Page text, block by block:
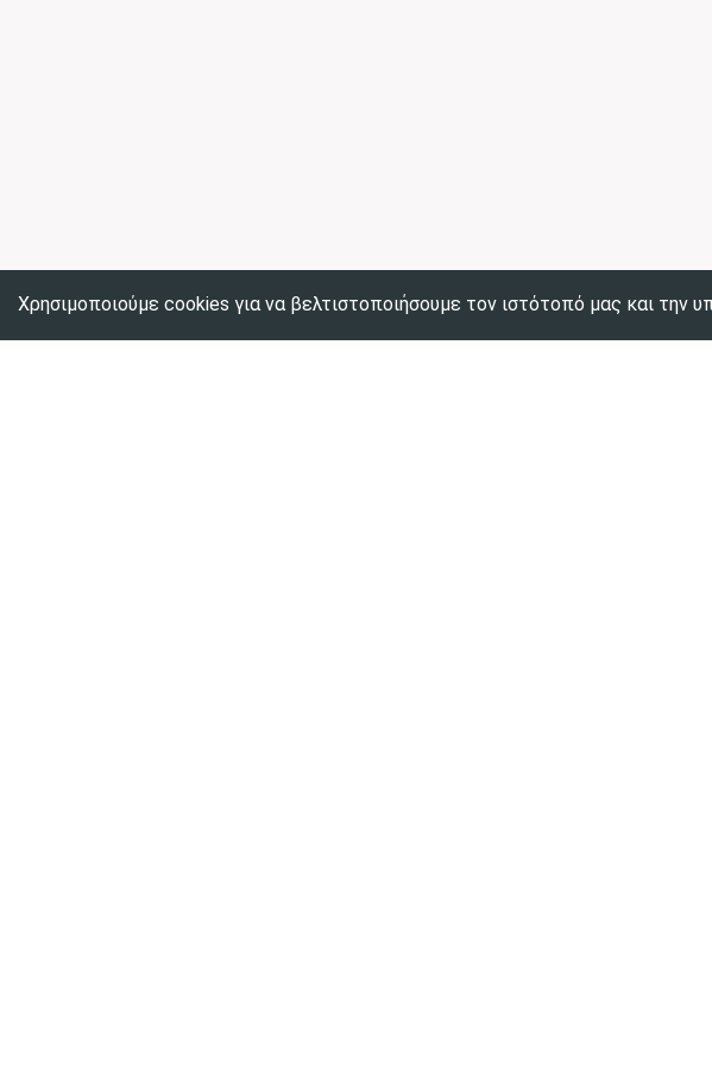
Χρησιμοποιούμε cookies για να βελτιστοποιήσουμε τον ιστότοπό μας και την